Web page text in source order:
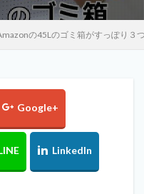
Amazonの45Lのゴミ箱がすっぽり